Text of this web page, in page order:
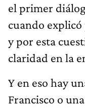
el primer
cuando
y por esta
claridad en la
Y en eso hay
Francisco o